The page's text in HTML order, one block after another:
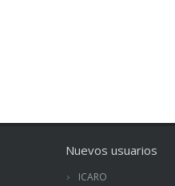
Nuevos usuarios
ICARO